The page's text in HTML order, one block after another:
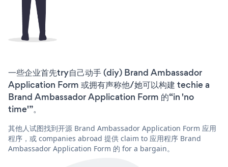
一些企业首先try自己动手 (diy) Brand Ambassador
Application Form 或拥有声称他/她可以构建 techie a
Brand Ambassador Application Form 的“in 'no
time'”。
其他人试图找到开源 Brand Ambassador Application Form 应用
程序，或 companies abroad 提供 claim to 应用程序 Brand
Ambassador Application Form 的 for a bargain。